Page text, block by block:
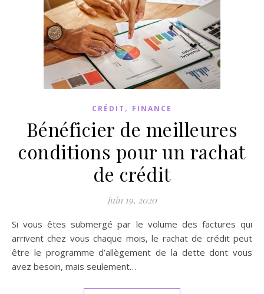
CRÉDIT , FINANCE
Bénéficier de meilleures
conditions pour un rachat
de crédit
juin 19, 2020
Si vous êtes submergé par le volume des factures qui
arrivent chez vous chaque mois, le rachat de crédit peut
être le programme d’allègement de la dette dont vous
avez besoin, mais seulement…